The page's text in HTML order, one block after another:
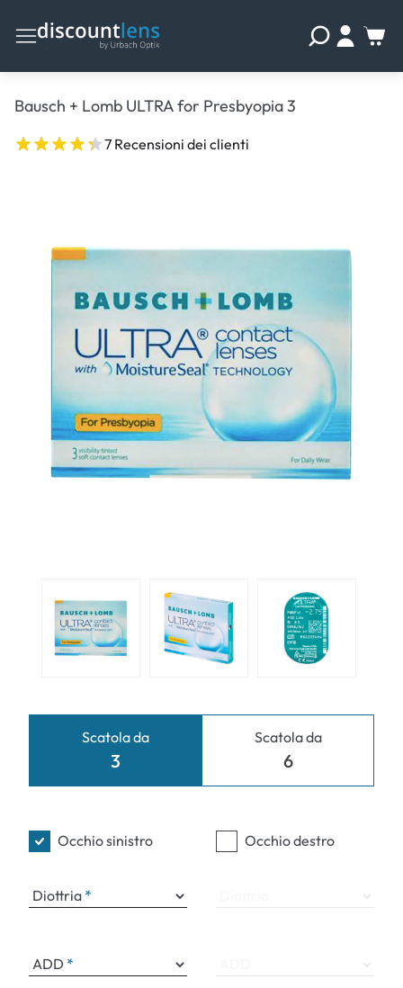
Bausch + Lomb ULTRA for Presbyopia 3
7 Recensioni dei clienti
Scatola da
3
Scatola da
6
Occhio sinistro
Diottria
ADD
Occhio destro